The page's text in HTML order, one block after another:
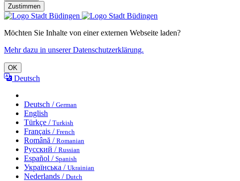
Zustimmen
Möchten Sie Inhalte von einer externen Webseite laden?
Mehr dazu in unserer Datenschutzerklärung.
OK
Deutsch
Deutsch / German
English
Türkçe / Turkish
Français / French
Română / Romanian
Русский / Russian
Español / Spanish
Українська / Ukrainian
Nederlands / Dutch